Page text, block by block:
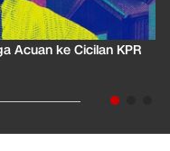
Acuan ke Cicilan KPR